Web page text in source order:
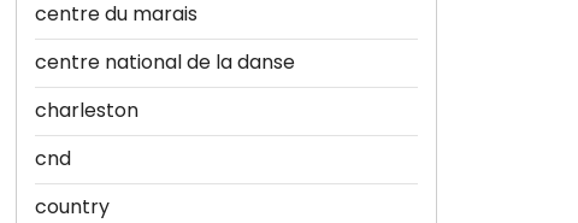
centre du marais
centre national de la danse
charleston
cnd
country